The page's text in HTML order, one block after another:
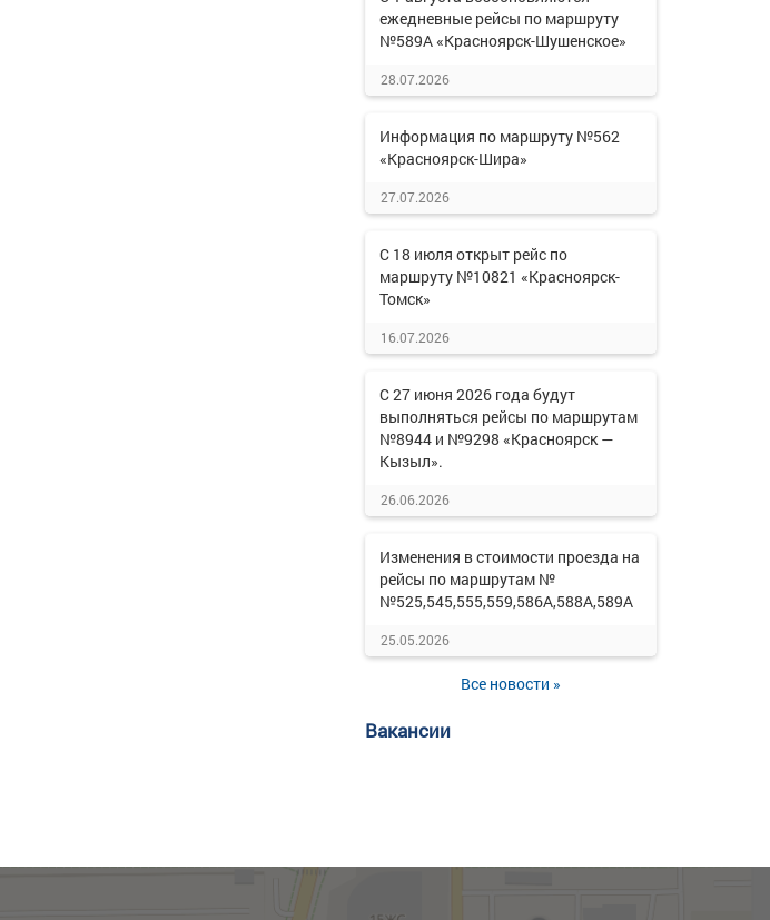
ежедневные рейсы по маршруту
№589А «Красноярск-Шушенское»
28.07.2026
Информация по маршруту №562
«Красноярск-Шира»
27.07.2026
С 18 июля открыт рейс по
маршруту №10821 «Красноярск-
Томск»
16.07.2026
С 27 июня 2026 года будут
выполняться рейсы по маршрутам
№8944 и №9298 «Красноярск —
Кызыл».
26.06.2026
Изменения в стоимости проезда на
рейсы по маршрутам №
№525,545,555,559,586А,588А,589А
25.05.2026
Все новости »
Вакансии